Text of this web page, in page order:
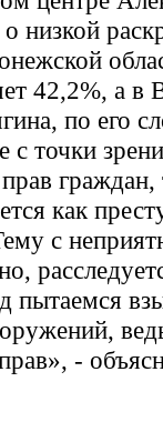
низкой
42,2%, а в
по его
с точки
граждан,
как
с
пытаемся
-